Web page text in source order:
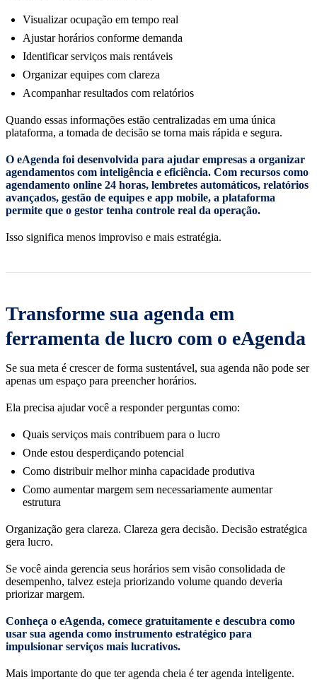
Visualizar ocupação em tempo real
Ajustar horários conforme demanda
Identificar serviços mais rentáveis
Organizar equipes com clareza
Acompanhar resultados com relatórios
Quando essas informações estão centralizadas em uma única
plataforma, a tomada de decisão se torna mais rápida e segura.
O eAgenda foi desenvolvida para ajudar empresas a organizar
agendamentos com inteligência e eficiência. Com recursos como
agendamento online 24 horas, lembretes automáticos, relatórios
avançados, gestão de equipes e app mobile, a plataforma
permite que o gestor tenha controle real da operação.
Isso significa menos improviso e mais estratégia.
Transforme sua agenda em
ferramenta de lucro com o eAgenda
Se sua meta é crescer de forma sustentável, sua agenda não pode ser
apenas um espaço para preencher horários.
Ela precisa ajudar você a responder perguntas como:
Quais serviços mais contribuem para o lucro
Onde estou desperdiçando potencial
Como distribuir melhor minha capacidade produtiva
Como aumentar margem sem necessariamente aumentar
estrutura
Organização gera clareza. Clareza gera decisão. Decisão estratégica
gera lucro.
Se você ainda gerencia seus horários sem visão consolidada de
desempenho, talvez esteja priorizando volume quando deveria
priorizar margem.
Conheça o eAgenda, comece gratuitamente e descubra como
usar sua agenda como instrumento estratégico para
impulsionar serviços mais lucrativos.
Mais importante do que ter agenda cheia é ter agenda inteligente.